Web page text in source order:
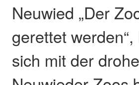
Neuwied „Der
gerettet
sich mit der